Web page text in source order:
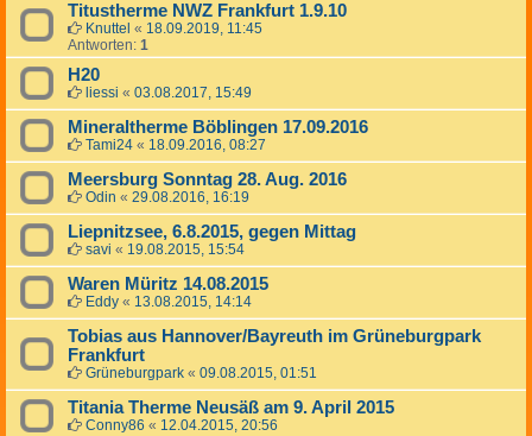
Titustherme NWZ Frankfurt 1.9.10
Knuttel « 18.09.2019, 11:45
Antworten: 1
H20
liessi « 03.08.2017, 15:49
Mineraltherme Böblingen 17.09.2016
Tami24 « 18.09.2016, 08:27
Meersburg Sonntag 28. Aug. 2016
Odin « 29.08.2016, 16:19
Liepnitzsee, 6.8.2015, gegen Mittag
savi « 19.08.2015, 15:54
Waren Müritz 14.08.2015
Eddy « 13.08.2015, 14:14
Tobias aus Hannover/Bayreuth im Grüneburgpark
Frankfurt
Grüneburgpark « 09.08.2015, 01:51
Titania Therme Neusäß am 9. April 2015
Conny86 « 12.04.2015, 20:56